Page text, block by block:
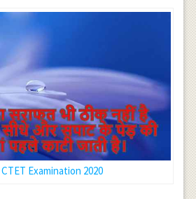
CTET Examination 2020